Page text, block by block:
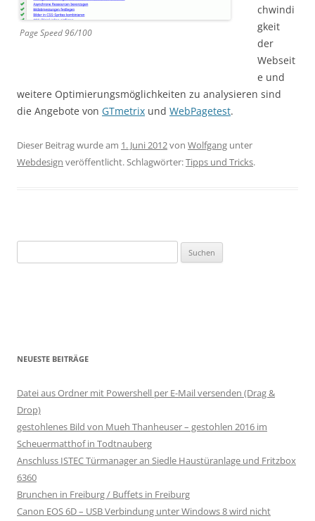
Page Speed 96/100
chwindi
gkeit
der
Webseit
e und
weitere Optimierungsmöglichkeiten zu analysieren sind
die Angebote von GTmetrix und WebPagetest.
Dieser Beitrag wurde am 1. Juni 2012von Wolfgang unter
Webdesign veröffentlicht. Schlagwörter:Tipps und Tricks.
nach:
NEUESTE BEITRÄGE
Datei aus Ordner mit Powershell per E-Mail versenden (Drag &
Drop)
gestohlenes Bild von Mueh Thanheuser – gestohlen 2016 im
Scheuermatthof in Todtnauberg
Anschluss ISTEC Türmanager an Siedle Haustüranlage und Fritzbox
6360
Brunchen in Freiburg / Buffets in Freiburg
Canon EOS 6D – USB Verbindung unter Windows 8 wird nicht